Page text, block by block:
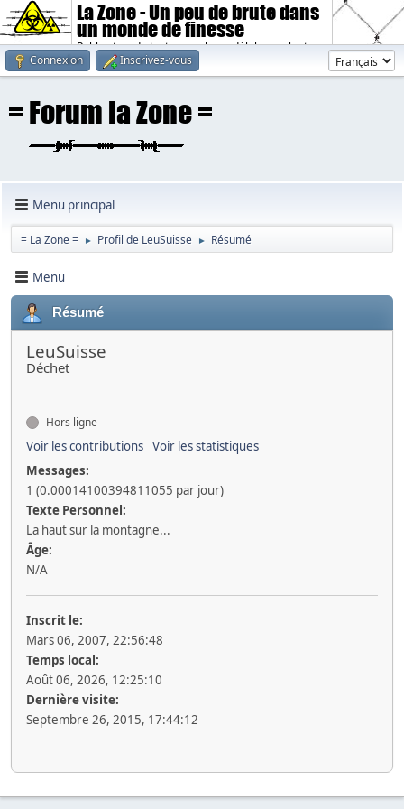
La Zone - Un peu de brute dans
un monde de finesse
Publication de textes sombres, débiles, violents.
Connexion
Inscrivez-vous
Menu principal
= La Zone = ► Profil de LeuSuisse ► Résumé
Menu
Résumé
LeuSuisse
Déchet
Hors ligne
Voir les contributions Voir les statistiques
Messages:
1 (0.00014100394811055 par jour)
Texte Personnel:
La haut sur la montagne...
Âge:
N/A
Inscrit le:
Mars 06, 2007, 22:56:48
Temps local:
Août 06, 2026, 12:25:10
Dernière visite:
Septembre 26, 2015, 17:44:12